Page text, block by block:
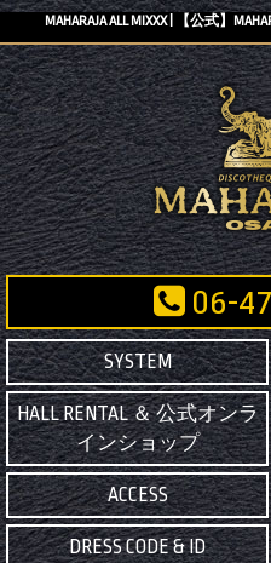
MAHARAJA ALL MIXXX | 【公式】
06-
SYSTEM
HALL RENTAL ＆ 公式オンラ
インショップ
ACCESS
DRESS CODE & ID